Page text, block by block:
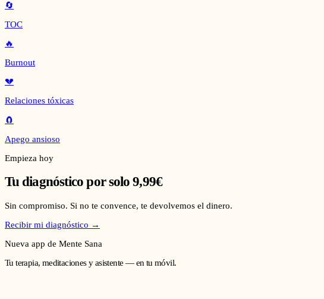
🔄
TOC
🔥
Burnout
💔
Relaciones tóxicas
🧲
Apego ansioso
Empieza hoy
Tu diagnóstico por solo 9,99€
Sin compromiso. Si no te convence, te devolvemos el dinero.
Recibir mi diagnóstico →
Nueva app de Mente Sana
Tu terapia, meditaciones y asistente — en tu móvil.